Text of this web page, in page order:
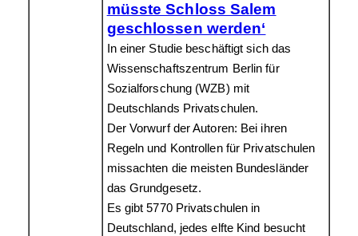
müsste Schloss Salem
geschlossen werden‘
In einer Studie beschäftigt sich das
Wissenschaftszentrum Berlin für
Sozialforschung (WZB) mit
Deutschlands Privatschulen.
Der Vorwurf der Autoren: Bei ihren
Regeln und Kontrollen für Privatschulen
missachten die meisten Bundesländer
das Grundgesetz.
Es gibt 5770 Privatschulen in
Deutschland, jedes elfte Kind besucht